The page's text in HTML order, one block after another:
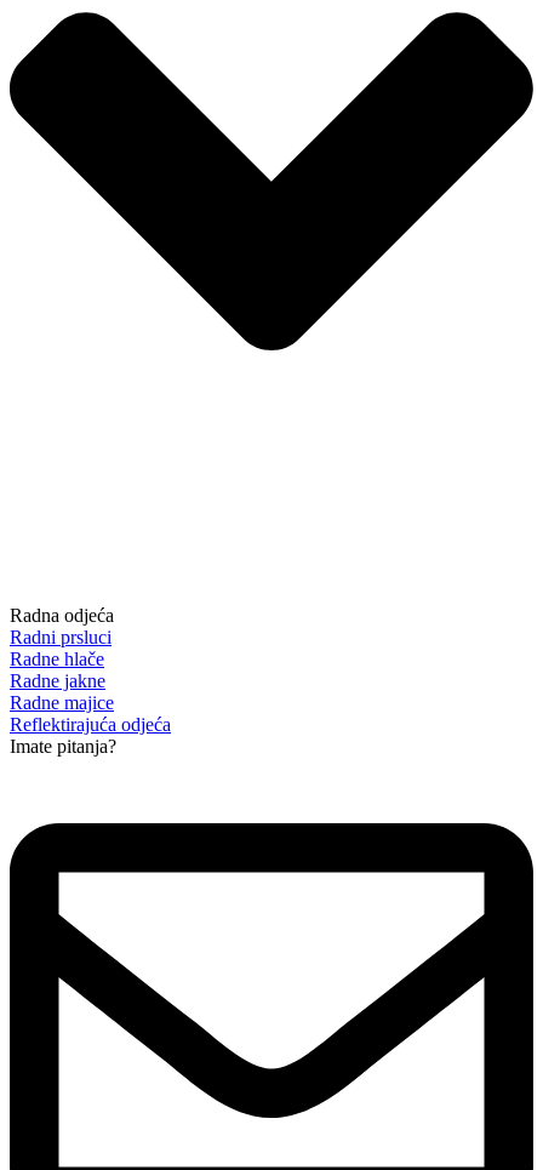
Radna odjeća
Radni prsluci
Radne hlače
Radne jakne
Radne majice
Reflektirajuća odjeća
Imate pitanja?